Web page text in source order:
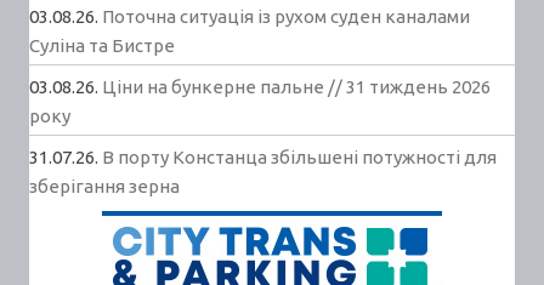
03.08.26. Поточна ситуація із рухом суден каналами
Суліна та Бистре
03.08.26. Ціни на бункерне пальне // 31 тиждень 2026
року
31.07.26. В порту Констанца збільшені потужності для
зберігання зерна